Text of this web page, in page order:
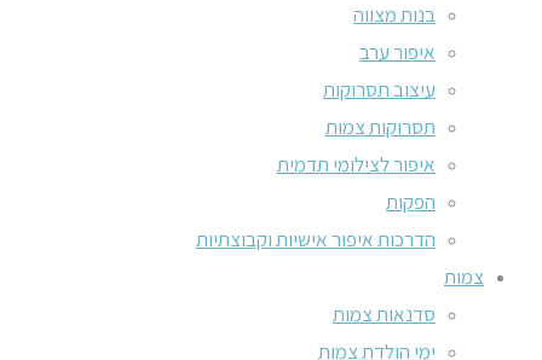
בנות מצווה
איפור ערב
עיצוב תסרוקות
תסרוקות צמות
איפור לצילומי תדמית
הפקות
הדרכות איפור אישיות וקבוצתיות
צמות
סדנאות צמות
ימי הולדת צמות